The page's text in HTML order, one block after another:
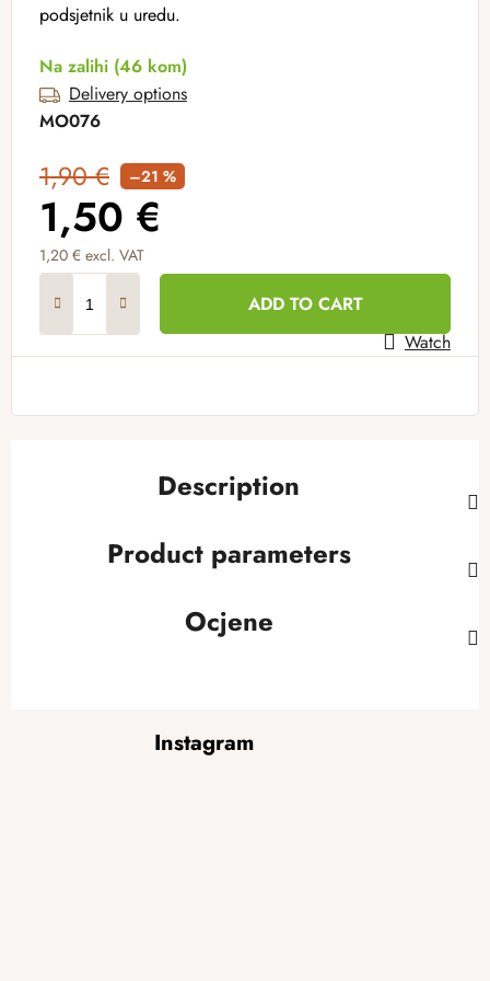
podsjetnik u uredu.
Na zalihi (46 kom)
Delivery options
MO076
1,90 € –21 %
1,50 €
1,20 € excl. VAT
ADD TO CART
Watch
Description
Product parameters
Ocjene
Instagram